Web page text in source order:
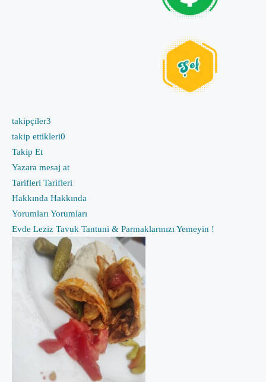
takipçiler3
takip ettikleri0
Takip Et
Yazara mesaj at
Tarifleri Tarifleri
Hakkında Hakkında
Yorumları Yorumları
Evde Leziz Tavuk Tantuni & Parmaklarınızı Yemeyin !